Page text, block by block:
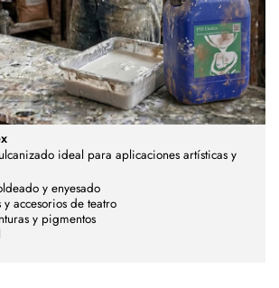
ideal para aplicaciones artísticas y
y enyesado
y accesorios de teatro
y pigmentos